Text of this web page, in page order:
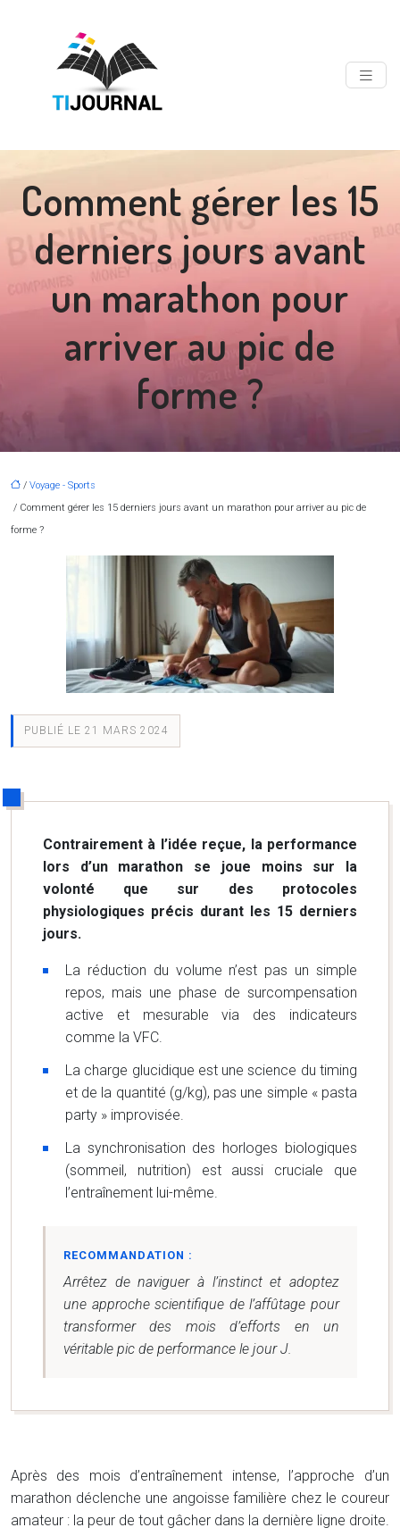
Comment gérer les 15
derniers jours avant
un marathon pour
arriver au pic de
forme ?
/ Voyage - Sports
/ Comment gérer les 15 derniers jours avant un marathon pour arriver au pic de
forme ?
PUBLIÉ LE 21 MARS 2024
Contrairement à l’idée reçue, la performance
lors d’un marathon se joue moins sur la
volonté que sur des protocoles
physiologiques précis durant les 15 derniers
jours.
La réduction du volume n’est pas un simple
repos, mais une phase de surcompensation
active et mesurable via des indicateurs
comme la VFC.
La charge glucidique est une science du timing
et de la quantité (g/kg), pas une simple « pasta
party » improvisée.
La synchronisation des horloges biologiques
(sommeil, nutrition) est aussi cruciale que
l’entraînement lui-même.
RECOMMANDATION :
Arrêtez de naviguer à l’instinct et adoptez
une approche scientifique de l’affûtage pour
transformer des mois d’efforts en un
véritable pic de performance le jour J.
Après des mois d’entraînement intense, l’approche d’un
marathon déclenche une angoisse familière chez le coureur
amateur : la peur de tout gâcher dans la dernière ligne droite.